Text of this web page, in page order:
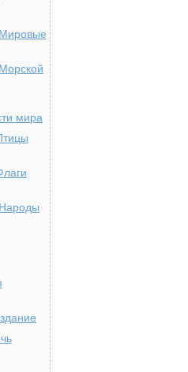
мира